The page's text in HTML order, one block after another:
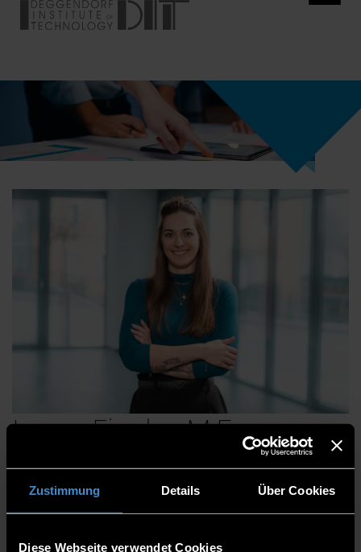
Zustimmung Details Über Cookies
Diese Webseite verwendet Cookies
Laura Fiegler, M.Eng.
Centre for Applied Research